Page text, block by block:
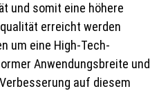
und somit eine höhere
erreicht werden
um eine High-Tech-
Anwendungsbreite und
auf diesem